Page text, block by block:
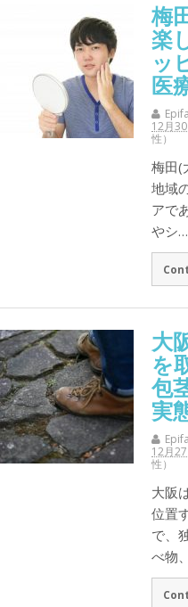
梅
楽
ッ
医
12月
性）
梅田(
地域
アで
やシ…
大
を
包
実
12月
性）
大阪
位置
で、
べ物